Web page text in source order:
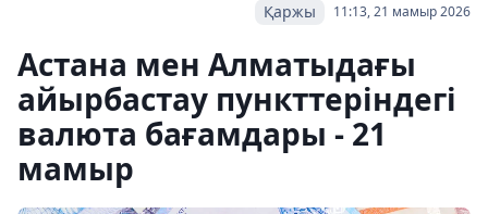
11:13, 21 мамыр 2026
Қаржы
Астана мен Алматыдағы
айырбастау пункттеріндегі
валюта бағамдары - 21
мамыр